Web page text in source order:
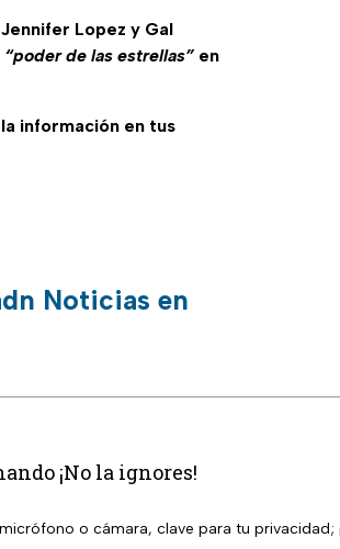
Jennifer Lopez y Gal
“poder de las estrellas”en
información en tus
Noticias en
¡No la ignores!
o cámara, clave para tu privacidad;